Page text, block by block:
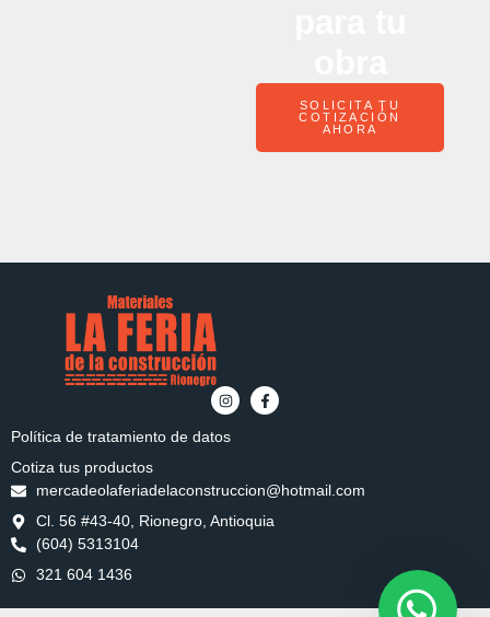
SOLICITA TU
COTIZACIÓN
AHORA
Política de tratamiento de datos
Cotiza tus productos
mercadeolaferiadelaconstruccion@hotmail.com
Cl. 56 #43-40, Rionegro, Antioquia
(604) 5313104
321 604 1436